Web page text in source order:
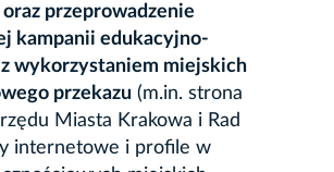
przeprowadzenie
kampanii edukacyjno-
wykorzystaniem miejskich
przekazu (m.in. strona
Miasta Krakowa i Rad
internetowe i profile w